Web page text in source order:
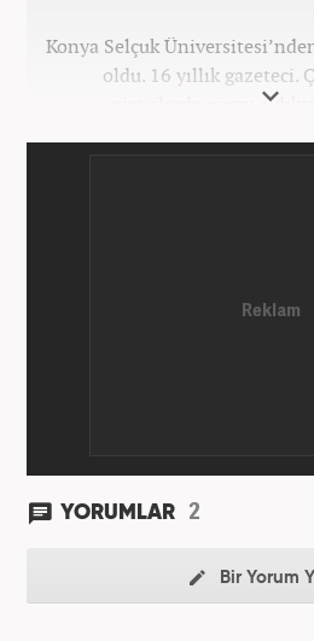
Konya Selçuk
oldu. 16 yıllık gazeteci.
ajanslarda görev
YORUMLAR 2
Bir Yorum